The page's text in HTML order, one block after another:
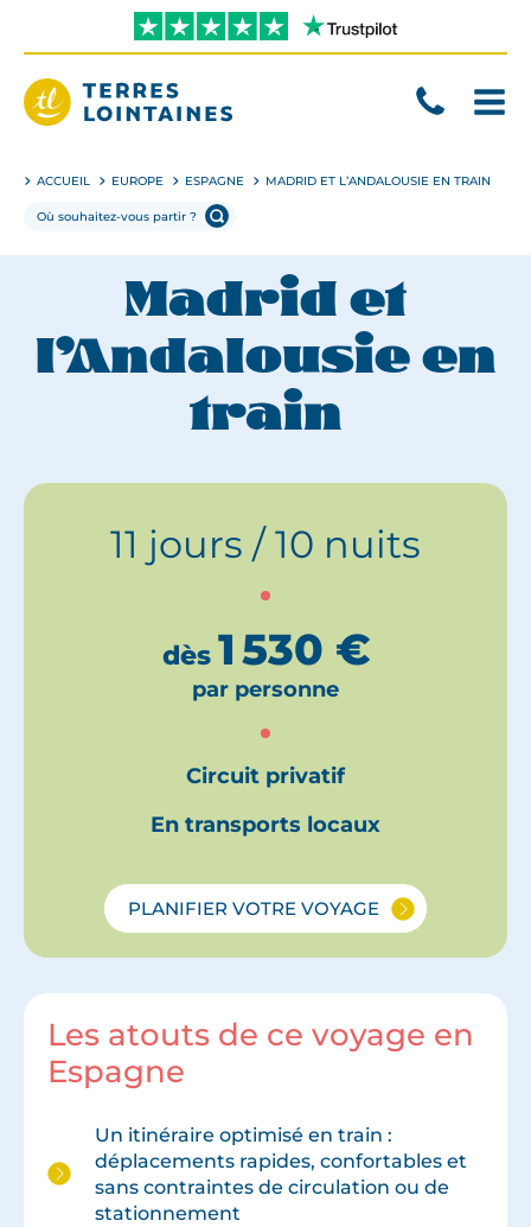
directement
contenu
ACCUEIL EUROPE ESPAGNE MADRID ET L’ANDALOUSIE EN TRAIN
Madrid et
l’Andalousie en
train
11 jours / 10 nuits
dès 1 530 €
par personne
Circuit privatif
En transports locaux
PLANIFIER VOTRE VOYAGE
Les atouts de ce voyage en
Espagne
Un itinéraire optimisé en train :
déplacements rapides, confortables et
sans contraintes de circulation ou de
stationnement